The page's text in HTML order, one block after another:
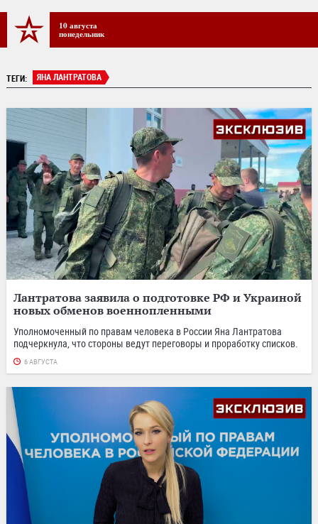
10 августа
понедельник
ТЕГИ: ЯНА ЛАНТРАТОВА
Лантратова заявила о подготовке РФ и Украиной
новых обменов военнопленными
Уполномоченный по правам человека в России Яна Лантратова
подчеркнула, что стороны ведут переговоры и проработку списков.
6 АВГУСТА